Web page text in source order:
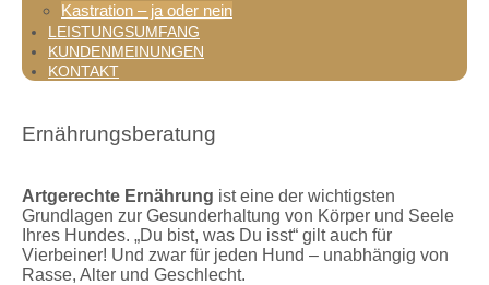
Kastration – ja oder nein
LEISTUNGSUMFANG
KUNDENMEINUNGEN
KONTAKT
Ernährungsberatung
Artgerechte Ernährung ist eine der wichtigsten
Grundlagen zur Gesunderhaltung von Körper und Seele
Ihres Hundes. „Du bist, was Du isst“ gilt auch für
Vierbeiner! Und zwar für jeden Hund – unabhängig von
Rasse, Alter und Geschlecht.